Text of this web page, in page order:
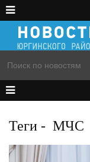
Теги - МЧС